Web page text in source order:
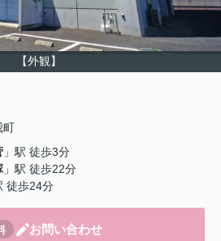
【外観】
町
」駅 徒歩3分
」駅 徒歩22分
徒歩24分
お問い合わせ